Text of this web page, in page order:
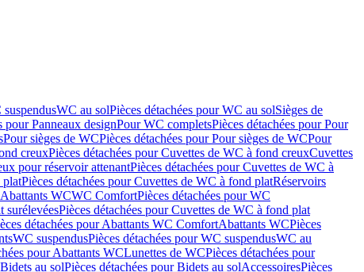
suspendusWC au solPièces détachées pour WC au solSièges de
pour Panneaux designPour WC completsPièces détachées pour Pour
Pour sièges de WCPièces détachées pour Pour sièges de WCPour
creuxPièces détachées pour Cuvettes de WC à fond creuxCuvettes
pour réservoir attenantPièces détachées pour Cuvettes de WC à
platPièces détachées pour Cuvettes de WC à fond platRéservoirs
WCWC ComfortPièces détachées pour WC
surélevéesPièces détachées pour Cuvettes de WC à fond plat
détachées pour Abattants WC ComfortAbattants WCPièces
WC suspendusPièces détachées pour WC suspendusWC au
pour Abattants WCLunettes de WCPièces détachées pour
Bidets au solPièces détachées pour Bidets au solAccessoiresPièces